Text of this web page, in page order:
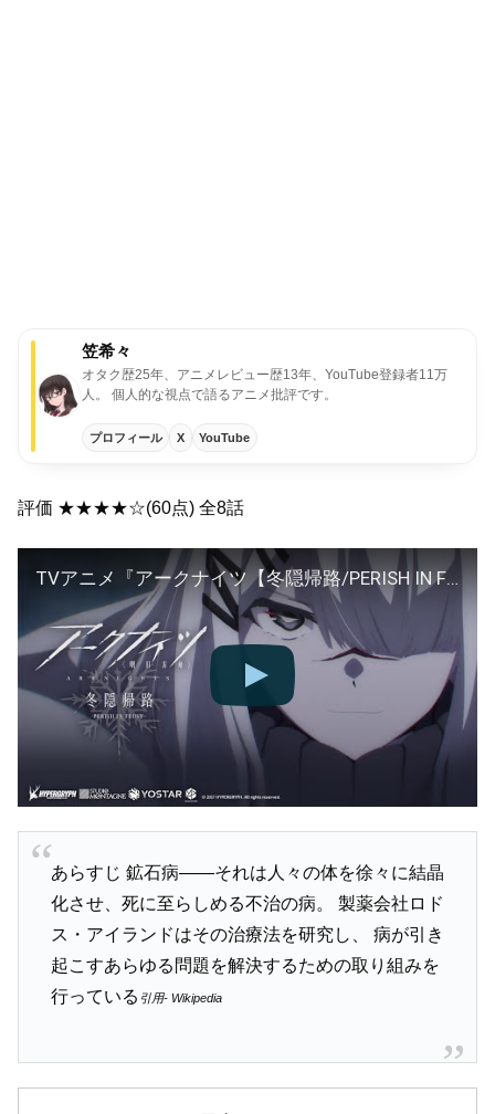
笠希々
オタク歴25年、アニメレビュー歴13年、YouTube登録者11万
人。 個人的な視点で語るアニメ批評です。
プロフィール X YouTube
評価 ★★★★☆(60点) 全8話
TVアニメ『アークナイツ【冬隠帰路/PERISH IN FROST】』最終話（第16話）予告映像
あらすじ 鉱石病——それは人々の体を徐々に結晶
化させ、死に至らしめる不治の病。 製薬会社ロド
ス・アイランドはその治療法を研究し、 病が引き
起こすあらゆる問題を解決するための取り組みを
行っている 引用- Wikipedia